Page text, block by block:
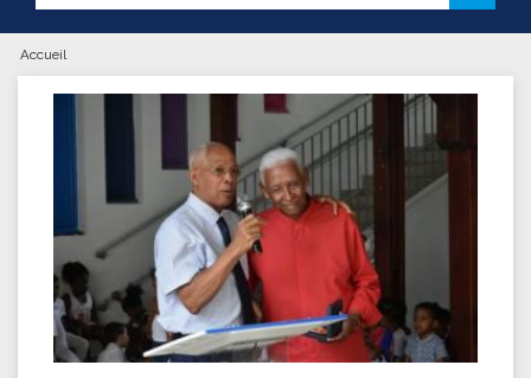
Vous êtes ici
Accueil